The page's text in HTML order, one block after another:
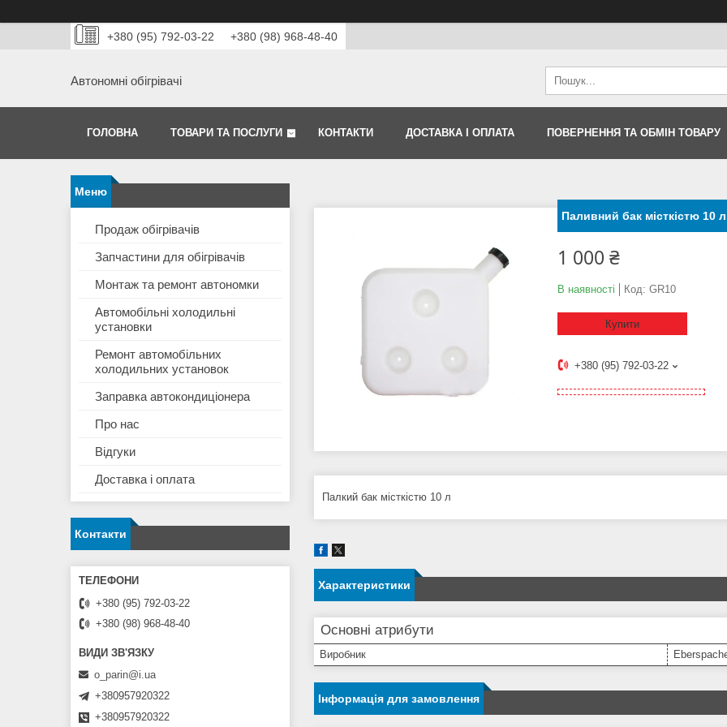
+380 (95) 792-03-22 +380 (98) 968-48-40
Автономні обігрівачі
ГОЛОВНА ТОВАРИ ТА ПОСЛУГИ КОНТАКТИ ДОСТАВКА І ОПЛАТА ПОВЕРНЕННЯ ТА ОБМІН ТОВАРУ
Паливний бак місткістю 10
1 000 ₴
В наявності Код: GR10
Купити
+380 (95) 792-03-22
Палкий бак місткістю 10 л
Характеристики
Основні атрибути
Виробник
Інформація для замовлення
Продаж обігрівачів
Запчастини для обігрівачів
Монтаж та ремонт автономки
Автомобільні холодильні
установки
Ремонт автомобільних
холодильних установок
Заправка автокондиціонера
Про нас
Відгуки
Доставка і оплата
Контакти
+380 (95) 792-03-22
+380 (98) 968-48-40
o_parin@i.ua
+380957920322
+380957920322